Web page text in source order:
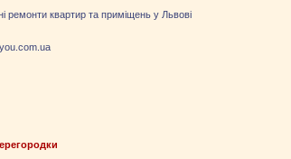
ремонти квартир та приміщень у Львові